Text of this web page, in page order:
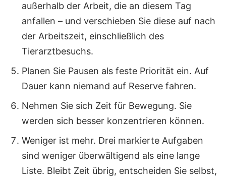
außerhalb der Arbeit, die an diesem Tag
anfallen – und verschieben Sie diese auf nach
der Arbeitszeit, einschließlich des
Tierarztbesuchs.
Planen Sie Pausen als feste Priorität ein. Auf
Dauer kann niemand auf Reserve fahren.
Nehmen Sie sich Zeit für Bewegung. Sie
werden sich besser konzentrieren können.
Weniger ist mehr. Drei markierte Aufgaben
sind weniger überwältigend als eine lange
Liste. Bleibt Zeit übrig, entscheiden Sie selbst,